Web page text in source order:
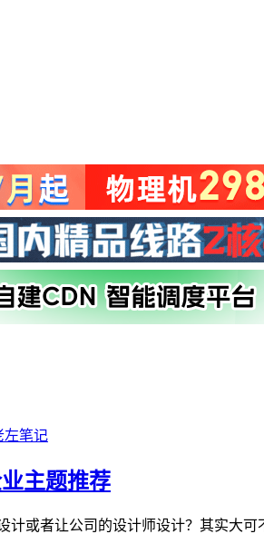
主题推荐
计或者让公司的设计师设计？其实大